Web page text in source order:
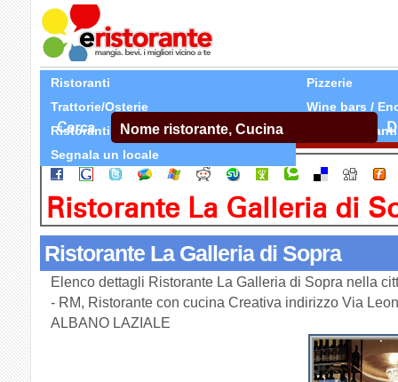
Ristoranti
Pizzerie
Trattorie/Osterie
Wine bars /
Ristoranti Etnici
Tutti Ristoranti
Segnala un locale
Cerca
Ristorante La Galleria di
Ristorante La Galleria di Sopra
Elenco dettagli Ristorante La Galleria di Sopra nella
- RM, Ristorante con cucina Creativa indirizzo Via
ALBANO LAZIALE